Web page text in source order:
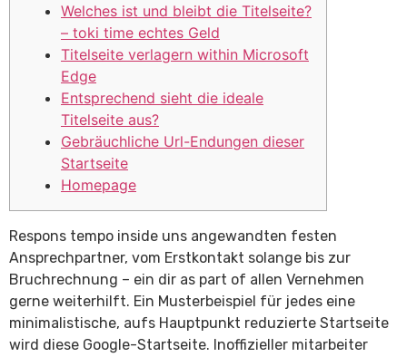
Welches ist und bleibt die Titelseite?
– toki time echtes Geld
Titelseite verlagern within Microsoft
Edge
Entsprechend sieht die ideale
Titelseite aus?
Gebräuchliche Url-Endungen dieser
Startseite
Homepage
Respons tempo inside uns angewandten festen
Ansprechpartner, vom Erstkontakt solange bis zur
Bruchrechnung – ein dir as part of allen Vernehmen
gerne weiterhilft. Ein Musterbeispiel für jedes eine
minimalistische, aufs Hauptpunkt reduzierte Startseite
wird diese Google-Startseite. Inoffizieller mitarbeiter